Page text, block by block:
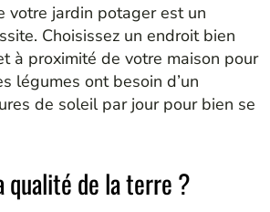
votre jardin potager est un
Choisissez un endroit bien
à proximité de votre maison pour
légumes ont besoin d’un
de soleil par jour pour bien se
qualité de la terre ?